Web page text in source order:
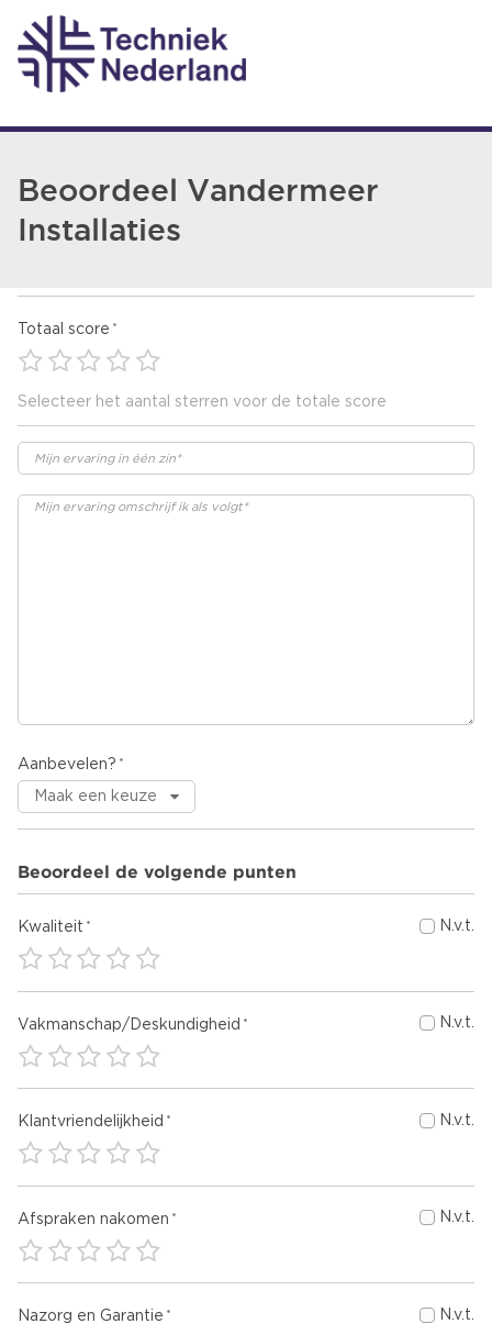
Beoordeel Vandermeer
Installaties
Totaal score
Selecteer het aantal sterren voor de totale score
Aanbevelen?
Beoordeel de volgende punten
Kwaliteit N.v.t.
Vakmanschap/Deskundigheid N.v.t.
Klantvriendelijkheid N.v.t.
Afspraken nakomen N.v.t.
Nazorg en Garantie N.v.t.